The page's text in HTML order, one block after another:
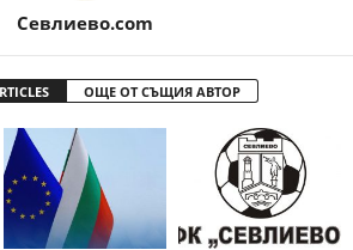
Севлиево.com
ОЩЕ ОТ СЪЩИЯ АВТОР